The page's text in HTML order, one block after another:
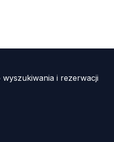
i rezerwacji